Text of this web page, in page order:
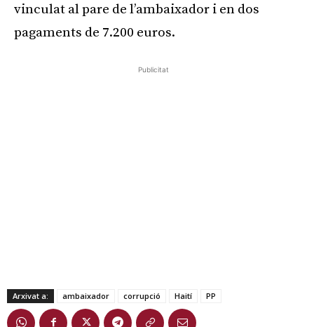
vinculat al pare de l’ambaixador i en dos
pagaments de 7.200 euros.
Publicitat
Arxivat a: ambaixador corrupció Haití PP